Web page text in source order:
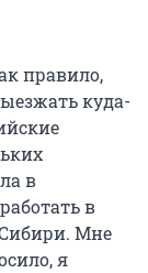
правило,
куда-
в
в
Мне
я